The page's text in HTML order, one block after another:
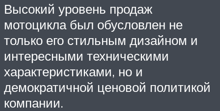
Высокий уровень продаж
мотоцикла был обусловлен не
только его стильным дизайном и
интересными техническими
характеристиками, но и
демократичной ценовой политикой
компании.